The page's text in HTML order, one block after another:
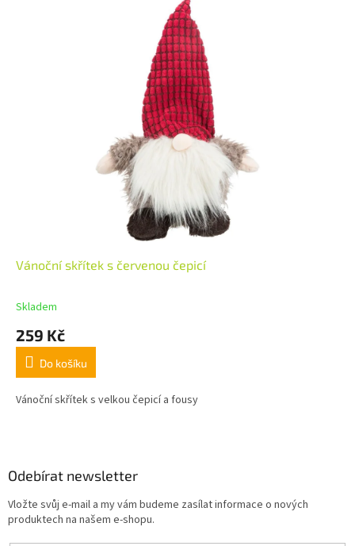
Vánoční skřítek s červenou čepicí
Skladem
259 Kč
Do košíku
Vánoční skřítek s velkou čepicí a fousy
Odebírat newsletter
Vložte svůj e-mail a my vám budeme zasílat informace o nových
produktech na našem e-shopu.